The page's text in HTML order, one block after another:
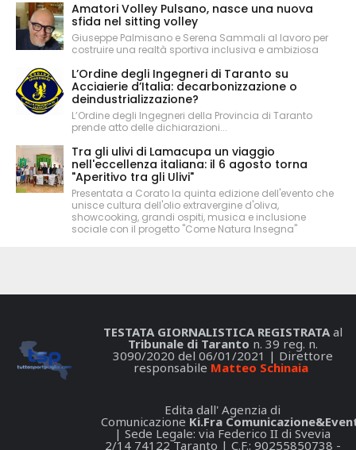
Amatori Volley Pulsano, nasce una nuova
sfida nel sitting volley
Giuseppe Palmisano e Serena Sammali al lavoro per
costruire una realtà sportiva inclusiva e ambiziosa
L’Ordine degli Ingegneri di Taranto su
Acciaierie d’Italia: decarbonizzazione o
deindustrializzazione?
L’Ordine degli Ingegneri della Provincia di Taranto
prende atto delle dichiarazioni...
Tra gli ulivi di Lamacupa un viaggio
nell'eccellenza italiana: il 6 agosto torna
"Aperitivo tra gli Ulivi"
Presentata a Corato la quinta edizione dell'evento che
unisce cultura dell'olio extravergine d'oliva,
showcooking, grandi ospiti, musica e inclusione
sociale con il progetto "Come Natura Insegna"
TESTATA GIORNALISTICA REGISTRATAal
Tribunale di Taranto n. 39 reg. n.
3090/2020 del 06/01/2021 | Direttore
responsabile Matteo Schinaia
Edita dall' Agenzia di
Comunicazione Ki.Fra
| Sede Legale: via Federico II di Svevia
2/14 74122 Taranto | C.F.: 90255850738 -